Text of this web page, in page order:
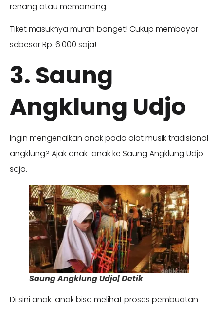
renang atau memancing.
Tiket masuknya murah banget! Cukup membayar
sebesar Rp. 6.000 saja!
3. Saung
Angklung Udjo
Ingin mengenalkan anak pada alat musik tradisional
angklung? Ajak anak-anak ke Saung Angklung Udjo
saja.
Saung Angklung Udjo| Detik
Di sini anak-anak bisa melihat proses pembuatan